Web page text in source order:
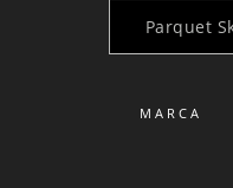
Parquet
MARCA